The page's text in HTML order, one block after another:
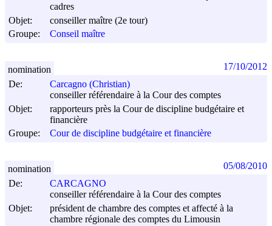
cadres
Objet:
conseiller maître (2e tour)
Groupe:
Conseil maître
De:
Carcagno (Christian)
conseiller référendaire à la Cour des comptes
Objet:
rapporteurs près la Cour de discipline budgétaire et
financière
Groupe:
Cour de discipline budgétaire et financière
nomination 17/10/2012
De:
CARCAGNO
conseiller référendaire à la Cour des comptes
Objet:
président de chambre des comptes et affecté à la
chambre régionale des comptes du Limousin
nomination 05/08/2010